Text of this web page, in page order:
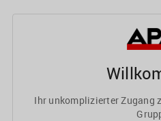
Ihr unkomplizierter Zugang